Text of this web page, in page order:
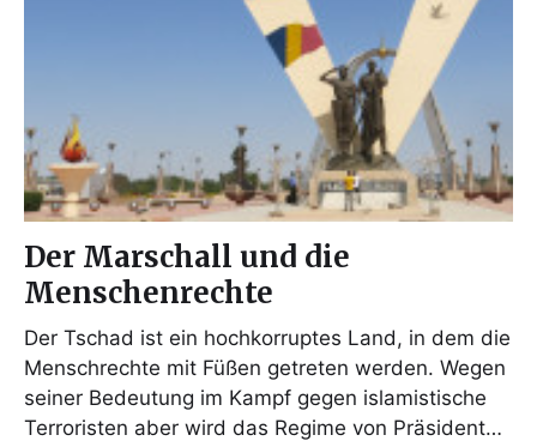
Der Marschall und die
Menschenrechte
Der Tschad ist ein hochkorruptes Land, in dem die
Menschrechte mit Füßen getreten werden. Wegen
seiner Bedeutung im Kampf gegen islamistische
Terroristen aber wird das Regime von Präsident…